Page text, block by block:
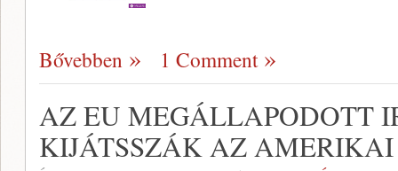
Bővebben 1 Comment
AZ EU MEGÁLLAPODOTT
KIJÁTSSZÁK AZ